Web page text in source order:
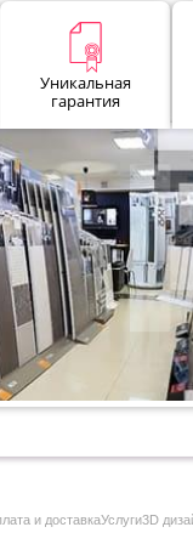
Уникальная
гарантия
и доставкаУслуги3D